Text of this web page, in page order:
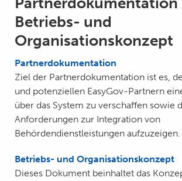
Betriebs- und
Organisationskonzept
Partnerdokumentation
Ziel der Partnerdokumentation ist es,
und potenziellen EasyGov-Partnern
über das System zu verschaffen sowie
Anforderungen zur Integration von
Behördendienstleistungen aufzuzeigen.
Betriebs- und Organisationskonzept
Dieses Dokument beinhaltet das